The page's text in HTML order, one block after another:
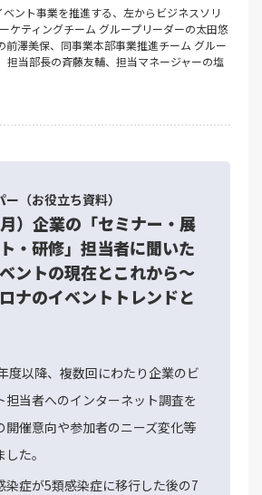
ント事業を推進する、左からビジネスソリ
ケティングチーム グループリーダーの太田悠
前澤美保、同事業本部事業推進チーム グルー
担当部長の斉藤友輔、担当マネージャーの塩
（お役立ち資料）
）企業の「セミナー・展
・研修」担当者に聞いた
ントの現在とこれから～
ナのイベントトレンドと
度以降、複数回にわたり企業のビ
担当者へのインターネット調査を
開催意向や参加者のニーズ変化等
た。
染症が5類感染症に移行した後の7